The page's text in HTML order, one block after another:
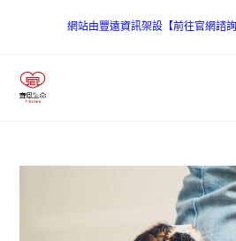
網站由豐遠資訊架設【前往官網諮